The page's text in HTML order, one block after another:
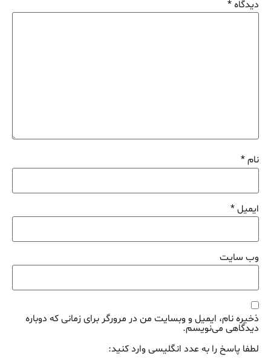
دیدگاه*
نام*
ایمیل*
وب‌ سایت
ذخیره نام، ایمیل و وبسایت من در مرورگر برای زمانی که دوباره
دیدگاهی می‌نویسم.
لطفا پاسخ را به عدد انگلیسی وارد کنید: